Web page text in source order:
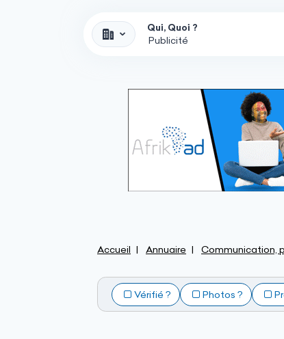
Qui, Quoi ?
Accueil Annuaire Communication,
Vérifié ? Photos ?